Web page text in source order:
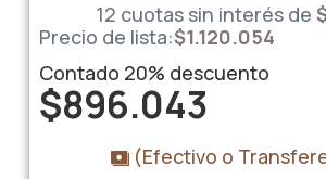
12 cuotas sin interés de
Precio de lista:$1.120.054
Contado 20% descuento
$896.043
(Efectivo o